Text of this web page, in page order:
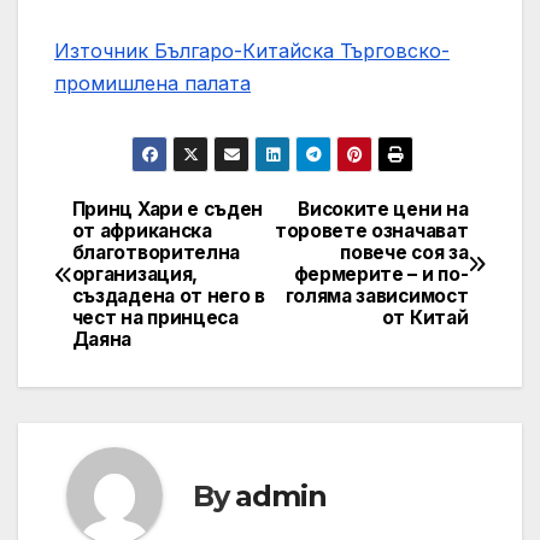
Източник Българо-Китайска Търговско-
промишлена палaта
Навигация
Високите цени на
торовете означават
повече соя за
фермерите – и по-
голяма зависимост
от Китай
Принц Хари е съден
от африканска
благотворителна
организация,
създадена от него в
чест на принцеса
Даяна
Byadmin